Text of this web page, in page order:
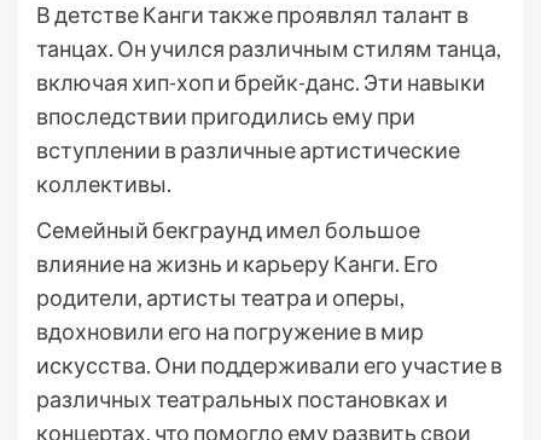
В детстве Канги также проявлял талант в
танцах. Он учился различным стилям танца,
включая хип-хоп и брейк-данс. Эти навыки
впоследствии пригодились ему при
вступлении в различные артистические
коллективы.
Семейный бекграунд имел большое
влияние на жизнь и карьеру Канги. Его
родители, артисты театра и оперы,
вдохновили его на погружение в мир
искусства. Они поддерживали его участие в
различных театральных постановках и
концертах, что помогло ему развить свои